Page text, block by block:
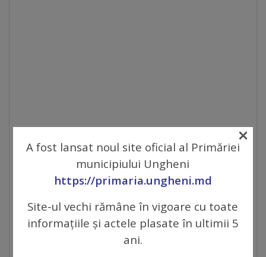
Primar
Viceprimari
Organigrama
Aparatul
A fost lansat noul site oficial al Primăriei
municipiului Ungheni
https://primaria.ungheni.md
Site-ul vechi rămâne în vigoare cu toate
informațiile și actele plasate în ultimii 5
ani.
×